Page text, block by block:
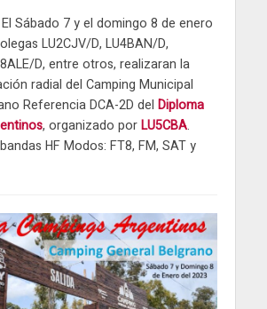
Sábado 7 y el domingo 8 de enero
LU2CJV/D, LU4BAN/D,
D, entre otros, realizaran la
radial del Camping Municipal
Referencia DCA-2D del Diploma
, organizado porLU5CBA.
HF Modos: FT8, FM, SAT y